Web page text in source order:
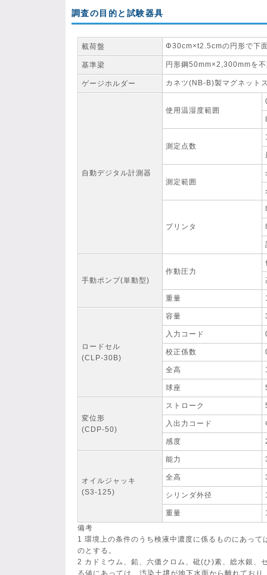
調査の目的と試験器具
載荷盤 Φ30cm×t2.5cmの円形で下
基準梁 円形鋼50mm×2,300mmを
ゲージホルダー カネツ(NB-B)製マグネット
自動デジタル計測器
使用温湿度範囲
測定点数
測定範囲
プリンタ
手動ポンプ(単動型)
作動圧力
重量
ロードセル
(CLP-30B)
容量
入力コード
校正係数
全高
球座
変位形
(CDP-50)
ストローク
入出力コード
感度
オイルジャッキ
(S3-125)
能力
全高
シリンダ外径
重量
備考
1 環境上の条件のうち検液中濃度に係るものにあっ
のとする。
2 カドミウム、鉛、六価クロム、砒(ひ)素、総水銀、
る値にあっては、汚染土壌が地下水面から離れてお